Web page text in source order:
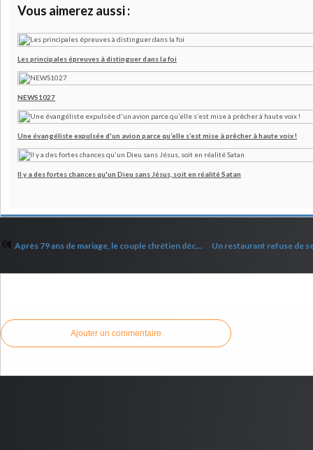
Vous aimerez aussi :
Les principales épreuves à distinguer dans la foi
NEWS1027
Une évangéliste expulsée d'un avion parce qu’elle s’est mise à prêcher à haute voix !
Il y a des fortes chances qu'un Dieu sans Jésus, soit en réalité Satan
Après 79 ans de mariage, le couple chrétien décède à quelques heures d’intervalle
Ajouter un commentaire